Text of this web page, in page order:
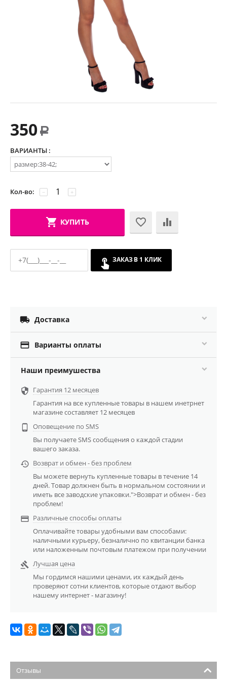
350 Р
ВАРИАНТЫ :
Кол-во: +
−
КУПИТЬ
ЗАКАЗ В 1 КЛИК
 Доставка
 Варианты оплаты
Наши преимушества
 Гарантия 12 месяцев
Гарантия на все купленные товары в нашем инетрнет
магазине составляет 12 месяцев

Оповещение по SMS
Вы получаете SMS сообщения о каждой стадии
вашего заказа.
 Возврат и обмен - без проблем
Вы можете вернуть купленные товары в течение 14
дней. Товар должнен быть в нормальном состоянии и
иметь все заводские упаковки.">Возврат и обмен - без
проблем!
 Различные способы оплаты
Оплачивайте товары удобными вам способами:
наличными курьеру, безналично по квитанции банка
или наложенным почтовым платежом при получении

Лучшая цена
Мы гордимся нашими ценами, их каждый день
проверяют сотни клиентов, которые отдают выбор
нашему интернет - магазину!
Отзывы